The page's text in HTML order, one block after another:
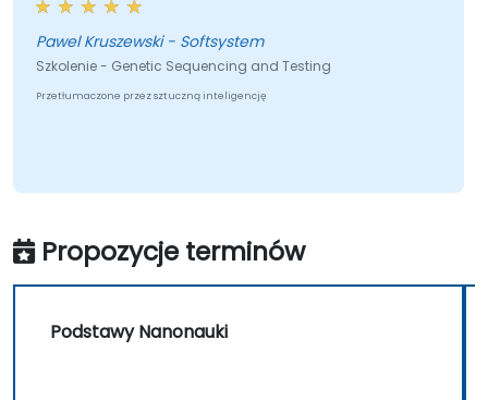
Pawel Kruszewski - Softsystem
Szkolenie - Genetic Sequencing and Testing
Przetłumaczone przez sztuczną inteligencję
Propozycje terminów
Podstawy Nanonauki